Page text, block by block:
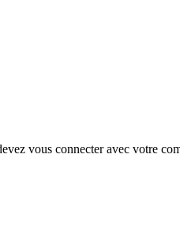
vous connecter avec votre